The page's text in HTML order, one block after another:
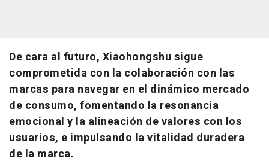
De cara al futuro, Xiaohongshu sigue
comprometida con la colaboración con las
marcas para navegar en el dinámico mercado
de consumo, fomentando la resonancia
emocional y la alineación de valores con los
usuarios, e impulsando la vitalidad duradera
de la marca.